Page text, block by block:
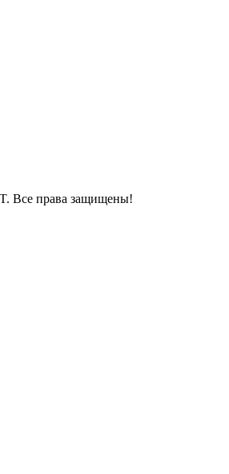
Все права защищены!